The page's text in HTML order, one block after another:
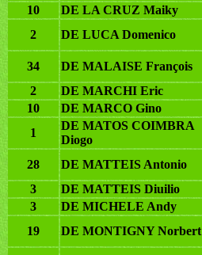
10
DE LA CRUZ Maiky
2
DE LUCA Domenico
34 DE MALAISE François
2
DE MARCHI Eric
10
DE MARCO Gino
1
DE MATOS COIMBRA
Diogo
28 DE MATTEIS Antonio
3
DE MATTEIS Diuilio
3
DE MICHELE Andy
19
DE MONTIGNY Norbert